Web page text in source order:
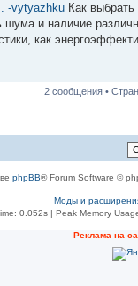
-vytyazhku Как
и наличие
как
2 сообщения •
phpBB® Forum Software ©
Моды и
0.052s| Peak Memory
Реклама на